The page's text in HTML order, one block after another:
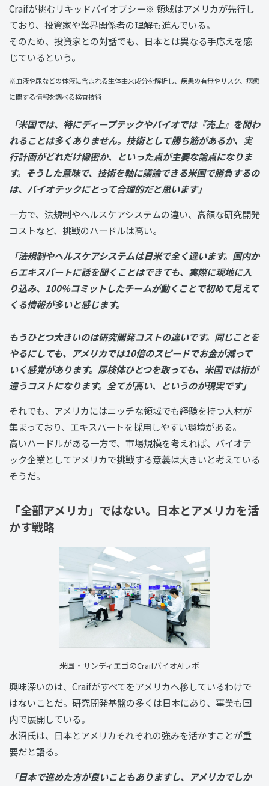
Craifが挑むリキッドバイオプシー※ 領域はアメリカが先行し
ており、投資家や業界関係者の理解も進んでいる。
そのため、投資家との対話でも、日本とは異なる手応えを感
じているという。
※血液や尿などの体液に含まれる生体由来成分を解析し、疾患の有無やリスク、病態
に関する情報を調べる検査技術
「米国では、特にディープテックやバイオでは『売上』を問わ
れることは多くありません。技術として勝ち筋があるか、実
行計画がどれだけ緻密か、といった点が主要な論点になりま
す。そうした意味で、技術を軸に議論できる米国で勝負するの
は、バイオテックにとって合理的だと思います」
一方で、法規制やヘルスケアシステムの違い、高額な研究開発
コストなど、挑戦のハードルは高い。
「法規制やヘルスケアシステムは日米で全く違います。国内か
らエキスパートに話を聞くことはできても、実際に現地に入
り込み、100%コミットしたチームが動くことで初めて見えて
くる情報が多いと感じます。
もうひとつ大きいのは研究開発コストの違いです。同じことを
やるにしても、アメリカでは10倍のスピードでお金が減って
いく感覚があります。尿検体ひとつを取っても、米国では桁が
違うコストになります。全てが高い、というのが現実です」
それでも、アメリカにはニッチな領域でも経験を持つ人材が
集まっており、エキスパートを採用しやすい環境がある。
高いハードルがある一方で、市場規模を考えれば、バイオテ
ック企業としてアメリカで挑戦する意義は大きいと考えている
そうだ。
「全部アメリカ」ではない。日本とアメリカを活
かす戦略
米国・サンディエゴのCraifバイオAIラボ
興味深いのは、Craifがすべてをアメリカへ移しているわけで
はないことだ。研究開発基盤の多くは日本にあり、事業も国
内で展開している。
水沼氏は、日本とアメリカそれぞれの強みを活かすことが重
要だと語る。
「日本で進めた方が良いこともありますし、アメリカでしか